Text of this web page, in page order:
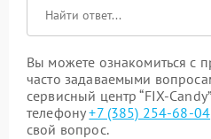
Вы можете ознакомиться с
часто задаваемыми
сервисный центр “FIX-
телефону+7 (385) 254-68-04
свой вопрос.